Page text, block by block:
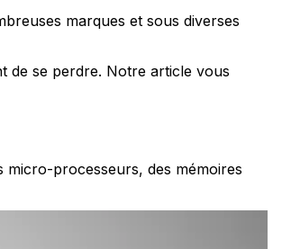
marques et sous diverses
de se perdre. Notre article vous
processeurs, des mémoires